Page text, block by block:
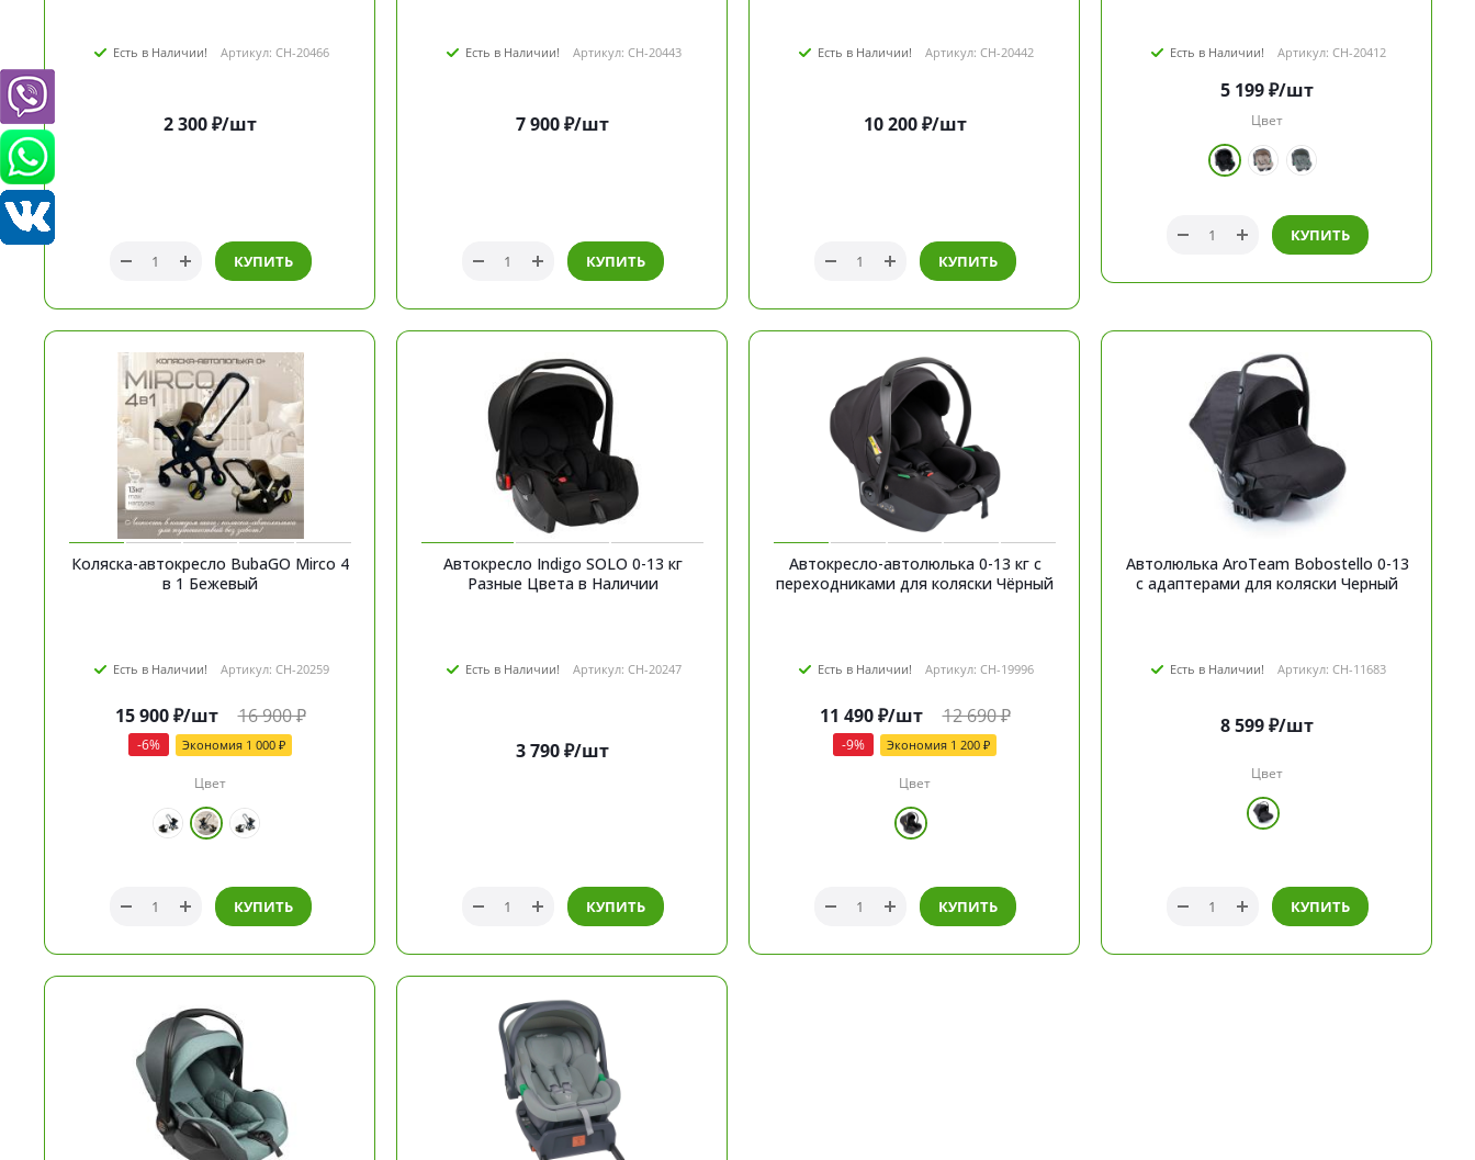
Есть в Наличии! Артикул: CH-20466
2 300₽/шт
КУПИТЬ
Есть в Наличии! Артикул: CH-20443
7 900₽/шт
КУПИТЬ
Есть в Наличии! Артикул: CH-20442
10 200₽/шт
КУПИТЬ
Есть в Наличии! Артикул: CH-20412
5 199₽/шт
Цвет
КУПИТЬ
Коляска-автокресло BubaGO Mirco 4
в 1 Бежевый
Есть в Наличии! Артикул: CH-20259
15 900₽/шт 16 900₽
-6% Экономия 1 000₽
Цвет
КУПИТЬ
Автокресло Indigo SOLO 0-13 кг
Разные Цвета в Наличии
Есть в Наличии! Артикул: CH-20247
3 790₽/шт
КУПИТЬ
Автокресло-автолюлька 0-13 кг с
переходниками для коляски Чёрный
Есть в Наличии! Артикул: CH-19996
11 490₽/шт 12 690₽
-9% Экономия 1 200₽
Цвет
КУПИТЬ
Автолюлька AroTeam Bobostello 0-13
с адаптерами для коляски Черный
Есть в Наличии! Артикул: CH-11683
8 599₽/шт
Цвет
КУПИТЬ